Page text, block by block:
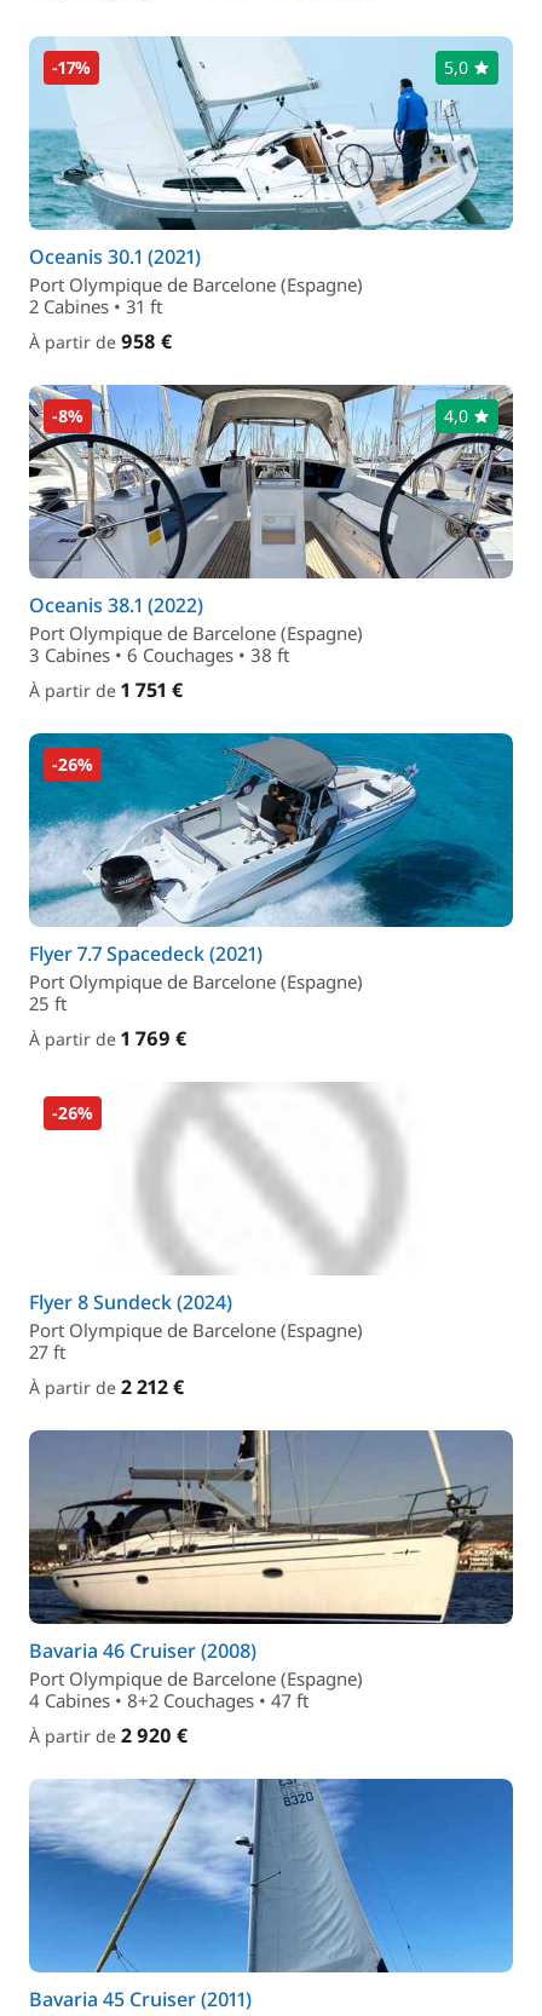
-17% 5,0
Oceanis 30.1 (2021)
Port Olympique de Barcelone (Espagne)
2 Cabines • 31 ft
À partir de 958 €
-8% 4,0
Oceanis 38.1 (2022)
Port Olympique de Barcelone (Espagne)
3 Cabines • 6 Couchages • 38 ft
À partir de 1 751 €
-26%
Flyer 7.7 Spacedeck (2021)
Port Olympique de Barcelone (Espagne)
25 ft
À partir de 1 769 €
-26%
Flyer 8 Sundeck (2024)
Port Olympique de Barcelone (Espagne)
27 ft
À partir de 2 212 €
Bavaria 46 Cruiser (2008)
Port Olympique de Barcelone (Espagne)
4 Cabines • 8+2 Couchages • 47 ft
À partir de 2 920 €
Bavaria 45 Cruiser (2011)